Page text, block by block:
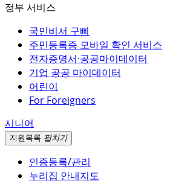
정부 서비스
국민비서 구삐
주민등록증 모바일 확인 서비스
전자증명서·공공마이데이터
기업 공공 마이데이터
어린이
For Foreigners
시니어
지원 목록 펼치기
인증등록/관리
누리집 안내지도